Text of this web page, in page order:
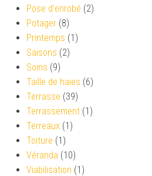
Pose d'enrobé (2)
Potager (8)
Printemps (1)
Saisons (2)
Soins (9)
Taille de haies (6)
Terrasse (39)
Terrassement (1)
Terreaux (1)
Toiture (1)
Véranda (10)
Viabilisation (1)